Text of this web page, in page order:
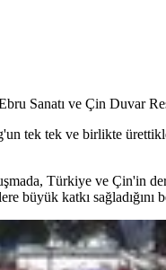
Sanatı ve Çin Duvar
tek tek ve birlikte
Türkiye ve Çin'in
büyük katkı sağladığını